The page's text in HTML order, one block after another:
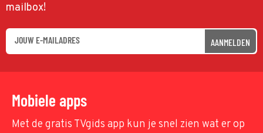
mailbox!
AANMELDEN
Mobiele apps
Met de gratis TVgids app kun je snel zien wat er op